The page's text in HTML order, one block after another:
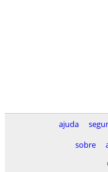
ajuda
sobre